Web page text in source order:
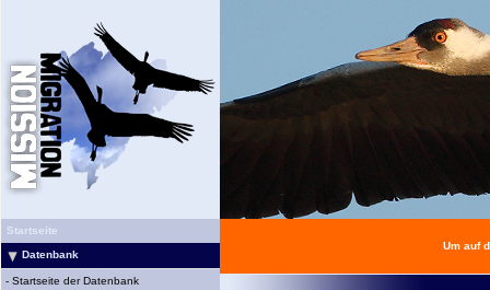
Startseite
Datenbank
- Startseite der Datenbank
Um auf